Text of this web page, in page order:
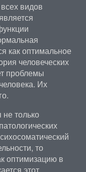
видов
как оптимальное
человеческих
проблемы
Их
только
то
оптимизацию в